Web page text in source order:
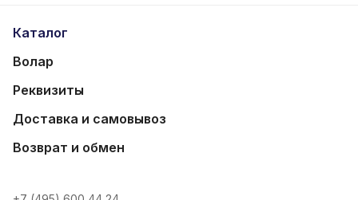
Каталог
Волар
Реквизиты
Доставка и самовывоз
Возврат и обмен